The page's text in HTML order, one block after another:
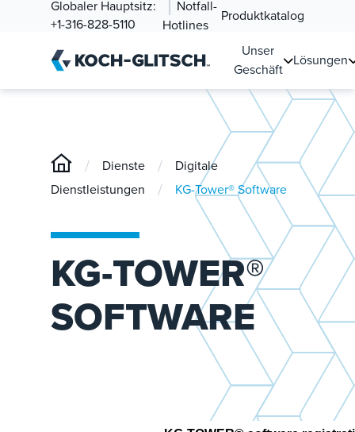
Globaler Hauptsitz:
+1-316-828-5110
Notfall-
Hotlines
Produktkatalog
Unser
Geschäft
Lösungen
/ Dienste /
Digitale
Dienstleistungen
/ KG-Tower® Software
KG-TOWER®
SOFTWARE